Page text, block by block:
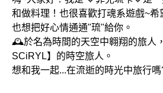
和做料理！也很喜歡打魂系遊戲~希
也想把好心情通通"琉"給你。
🕰️於名為時間的天空中翱翔的旅人
SCiRYL】的時空旅人。
想和我一起...在流逝的時光中旅行嗎